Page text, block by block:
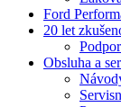
Ford
20 let
Obsluha a